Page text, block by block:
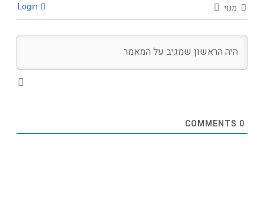
מנוי
0